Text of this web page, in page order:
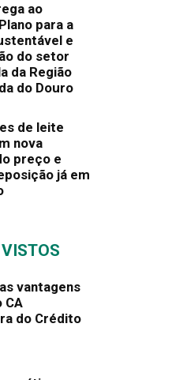
ao
para a
e
do setor
da Região
do Douro
de leite
nova
preço e
já em
vantagens
CA
do Crédito